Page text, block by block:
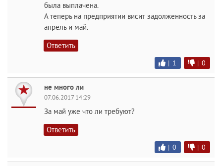
была выплачена.
А теперь на предприятии висит задолженность за
апрель и май.
Ответить
| 1 | 0
не много ли
07.06.2017 14:29
За май уже что ли требуют?
Ответить
| 0 | 0